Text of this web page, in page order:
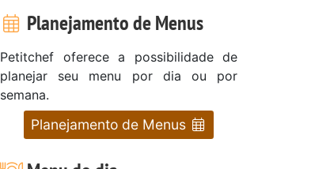
Planejamento de Menus
Petitchef oferece a possibilidade de
planejar seu menu por dia ou por
semana.
Planejamento de Menus